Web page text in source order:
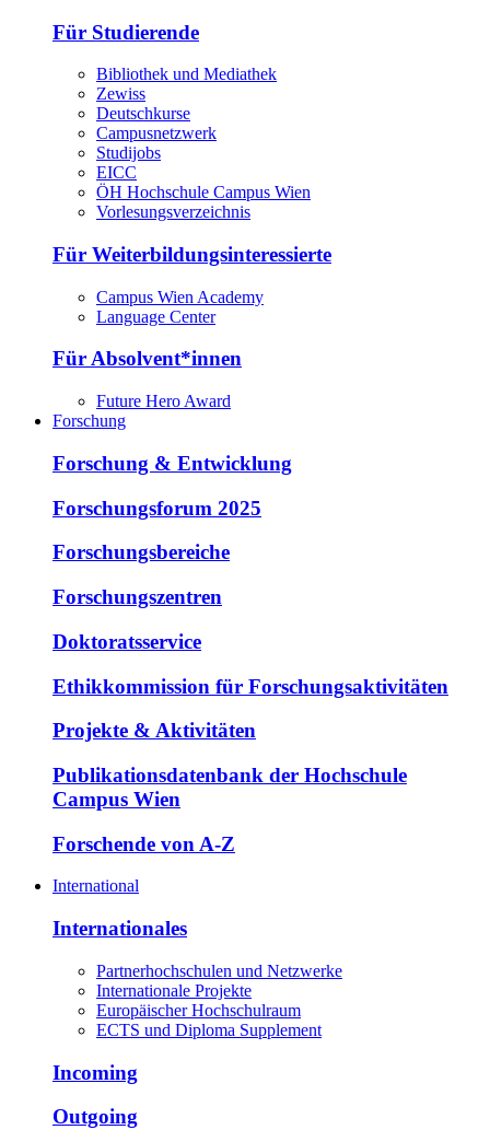
Für Studierende
Bibliothek und Mediathek
Zewiss
Deutschkurse
Campusnetzwerk
Studijobs
EICC
ÖH Hochschule Campus Wien
Vorlesungsverzeichnis
Für Weiterbildungsinteressierte
Campus Wien Academy
Language Center
Für Absolvent*innen
Future Hero Award
Forschung
Forschung & Entwicklung
Forschungsforum 2025
Forschungsbereiche
Forschungszentren
Doktoratsservice
Ethikkommission für Forschungsaktivitäten
Projekte & Aktivitäten
Publikationsdatenbank der Hochschule
Campus Wien
Forschende von A-Z
International
Internationales
Partnerhochschulen und Netzwerke
Internationale Projekte
Europäischer Hochschulraum
ECTS und Diploma Supplement
Incoming
Outgoing